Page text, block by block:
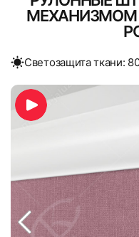
МЕХАНИЗМОМ
Cветозащита ткани: